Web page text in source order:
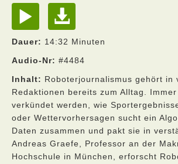
Dauer: 14:32 Minuten
Audio-Nr: #4484
Inhalt: Roboterjournalismus gehört in
Redaktionen bereits zum Alltag.
verkündet werden, wie
oder Wettervorhersagen sucht ein
Daten zusammen und pakt sie in
Andreas Graefe, Professor an der
Hochschule in München, erforscht